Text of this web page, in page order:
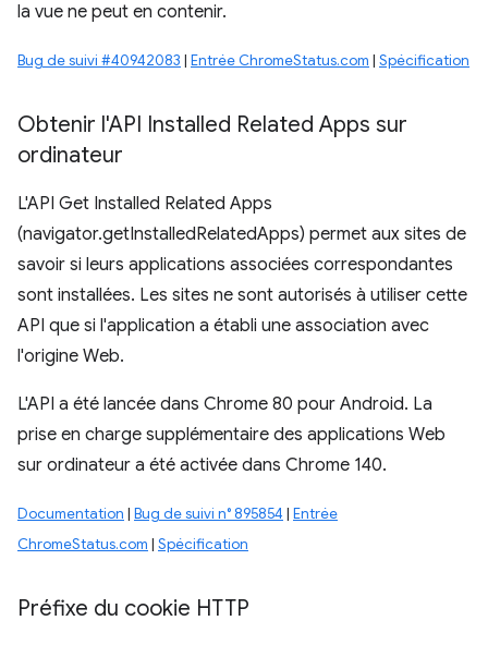
la vue ne peut en contenir.
Bug de suivi #40942083 | Entrée ChromeStatus.com | Spécification
Obtenir l'API Installed Related Apps sur
ordinateur
L'API Get Installed Related Apps
(navigator.getInstalledRelatedApps) permet aux sites de
savoir si leurs applications associées correspondantes
sont installées. Les sites ne sont autorisés à utiliser cette
API que si l'application a établi une association avec
l'origine Web.
L'API a été lancée dans Chrome 80 pour Android. La
prise en charge supplémentaire des applications Web
sur ordinateur a été activée dans Chrome 140.
Documentation | Bug de suivi n° 895854 | Entrée
ChromeStatus.com | Spécification
Préfixe du cookie HTTP